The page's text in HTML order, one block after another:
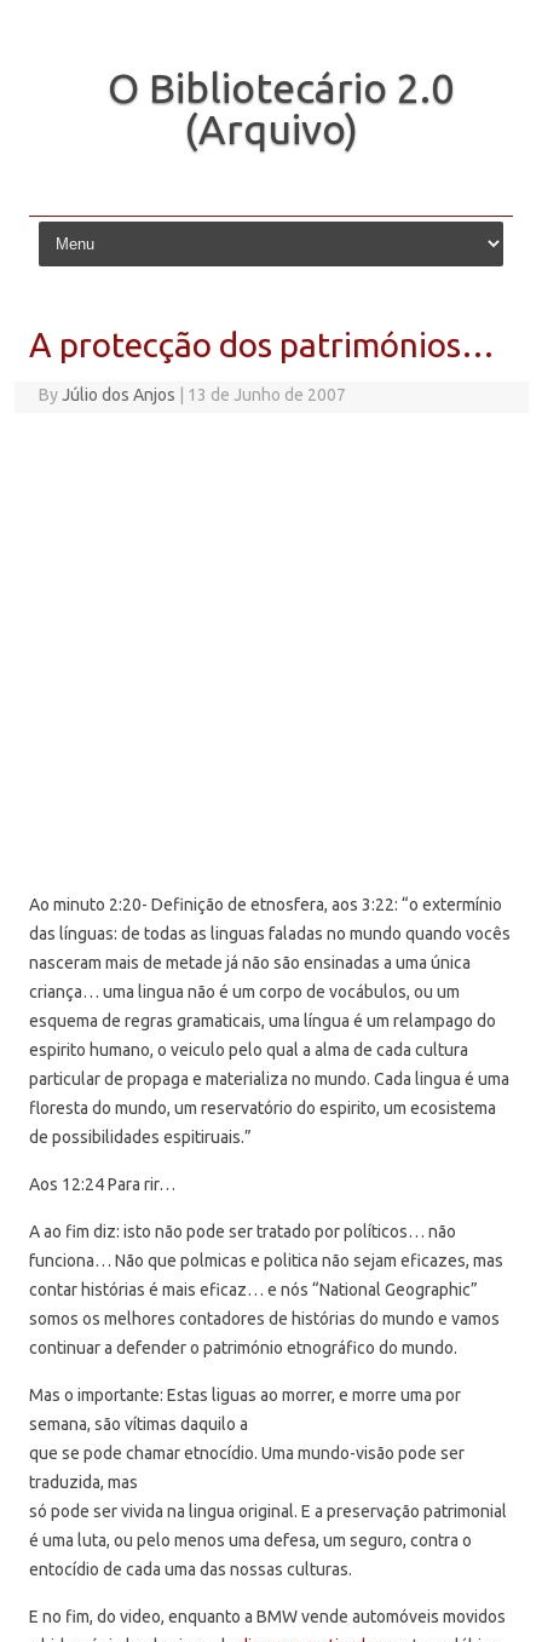
O Bibliotecário 2.0
(Arquivo)
Skip to content
A protecção dos patrimónios…
ByJúlio dos Anjos 13 de Junho de 2007
Ao minuto 2:20- Definição de etnosfera, aos 3:22: “o extermínio
das línguas: de todas as linguas faladas no mundo quando vocês
nasceram mais de metade já não são ensinadas a uma única
criança… uma lingua não é um corpo de vocábulos, ou um
esquema de regras gramaticais, uma língua é um relampago do
espirito humano, o veiculo pelo qual a alma de cada cultura
particular de propaga e materializa no mundo. Cada lingua é uma
floresta do mundo, um reservatório do espirito, um ecosistema
de possibilidades espitiruais.”
Aos 12:24 Para rir…
A ao fim diz: isto não pode ser tratado por políticos… não
funciona… Não que polmicas e politica não sejam eficazes, mas
contar histórias é mais eficaz… e nós “National Geographic”
somos os melhores contadores de histórias do mundo e vamos
continuar a defender o património etnográfico do mundo.
Mas o importante: Estas liguas ao morrer, e morre uma por
semana, são vítimas daquilo a
que se pode chamar etnocídio. Uma mundo-visão pode ser
traduzida, mas
só pode ser vivida na lingua original. E a preservação patrimonial
é uma luta, ou pelo menos uma defesa, um seguro, contra o
entocídio de cada uma das nossas culturas.
E no fim, do video, enquanto a BMW vende automóveis movidos